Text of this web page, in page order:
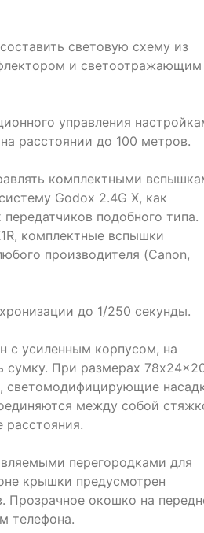
световую схему из
и светоотражающим
управления
расстоянии до 100 метров.
комплектными
Godox 2.4G X, как
подобного типа.
комплектные вспышки
производителя (Canon,
до 1/250 секунды.
с усиленным корпусом, на
сумку. При размерах
светомодифицирующие
между собой
расстояния.
перегородками для
крышки предусмотрен
Прозрачное окошко на
телефона.